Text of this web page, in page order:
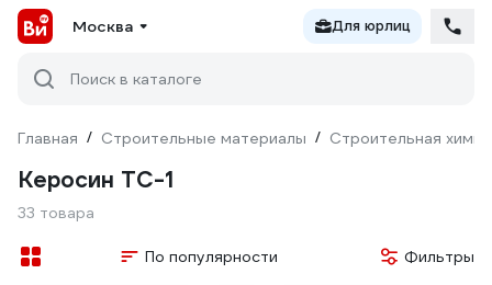
Москва Для юрлиц
Поиск в каталоге
Главная / Строительные материалы / Строительная химия
Керосин ТС-1
33 товара
По популярности Фильтры